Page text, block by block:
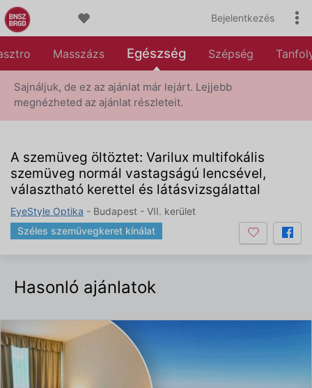
Bejelentkezés
Masszázs Egészség Szépség
Sajnáljuk, de ez az ajánlat már lejárt. Lejjebb
megnézheted az ajánlat részleteit.
A szemüveg öltöztet: Varilux multifokális
szemüveg normál vastagságú lencsével,
választható kerettel és látásvizsgálattal
EyeStyle Optika - Budapest - VII. kerület
Széles szemüvegkeret kínálat
Hasonló ajánlatok